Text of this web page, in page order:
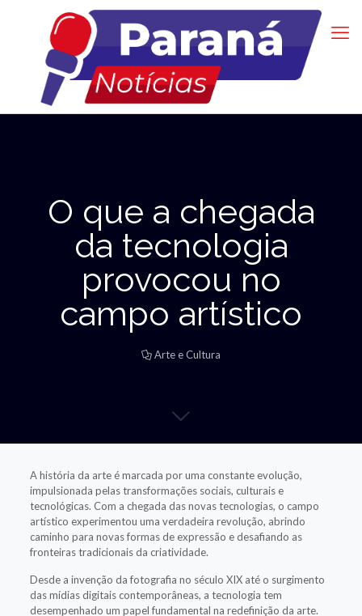
O que a chegada
da tecnologia
provocou no
campo artístico
Arte e Cultura
A história da arte é marcada por uma constante evolução,
impulsionada pelas transformações sociais, culturais e
tecnológicas. Com a chegada das novas tecnologias, o campo
artístico experimentou uma verdadeira revolução, abrindo
caminho para novas formas de expressão e desafiando as
fronteiras tradicionais da criatividade.
Desde a invenção da fotografia no século XIX até o surgimento
das mídias digitais contemporâneas, a tecnologia tem
desempenhado um papel fundamental na redefinição da arte.